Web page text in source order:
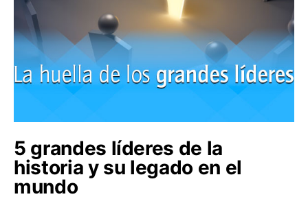
5 grandes líderes de la
historia y su legado en el
mundo